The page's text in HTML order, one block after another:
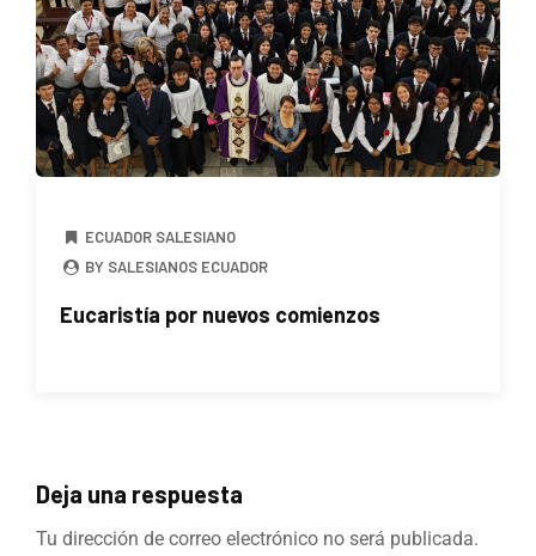
ECUADOR SALESIANO
BY SALESIANOS ECUADOR
Eucaristía por nuevos comienzos
Deja una respuesta
Tu dirección de correo electrónico no será publicada.